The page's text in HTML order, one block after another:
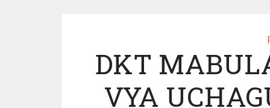
DKT
VYA